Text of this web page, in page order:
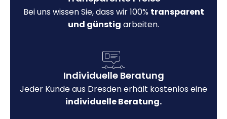
Bei uns wissen Sie, dass wir 100% transparent
und günstig arbeiten.
Individuelle Beratung
Jeder Kunde aus Dresden erhält kostenlos eine
individuelle Beratung.